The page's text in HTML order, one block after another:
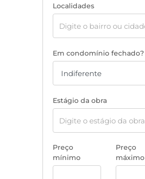
Localidades
Em condomínio fechado?
Estágio da obra
Preço
mínimo
Preço
máximo